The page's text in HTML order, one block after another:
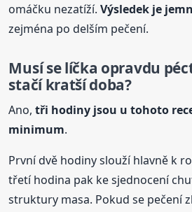
omáčku nezatíží.Výsledek je
zejména po delším pečení.
Musí se líčka opravdu
stačí kratší doba?
Ano,tři hodiny jsou u tohoto
minimum.
První dvě hodiny slouží hlavně k
třetí hodina pak ke sjednocení
struktury masa. Pokud se pečení